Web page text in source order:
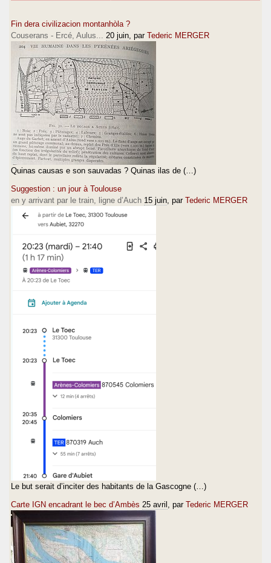
Fin dera civilizacion montanhòla ?
Couserans - Ercé, Aulus...
20 juin , par Tederic MERGER
Quinas causas e son sauvadas ? Quinas ilas de (…)
Suggestion : un jour à Toulouse
en y arrivant par le train, ligne d’Auch 15 juin , par Tederic MERGER
Le but serait d’inciter des habitants de la Gascogne (…)
Carte IGN encadrant le bec d’Ambès 25 avril , par Tederic MERGER